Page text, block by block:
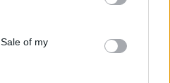
of my